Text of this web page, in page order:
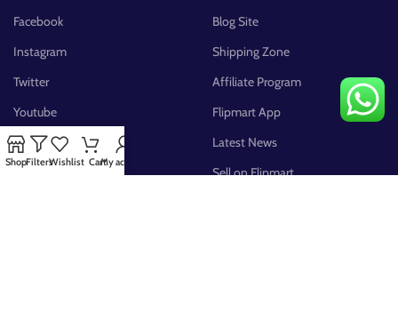
Facebook
Instagram
Twitter
Youtube
Pinterest
FB Group
Blog Site
Shipping Zone
Affiliate Program
Flipmart App
Latest News
Sell on Flipmart
ShopFiltersWishlist CartMy account